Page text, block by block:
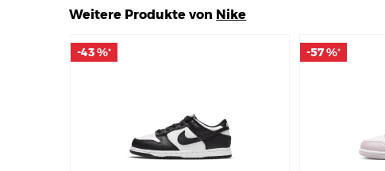
Weitere Produkte von Nike
-43 %*
-43 %* -57 %*
-57 %*